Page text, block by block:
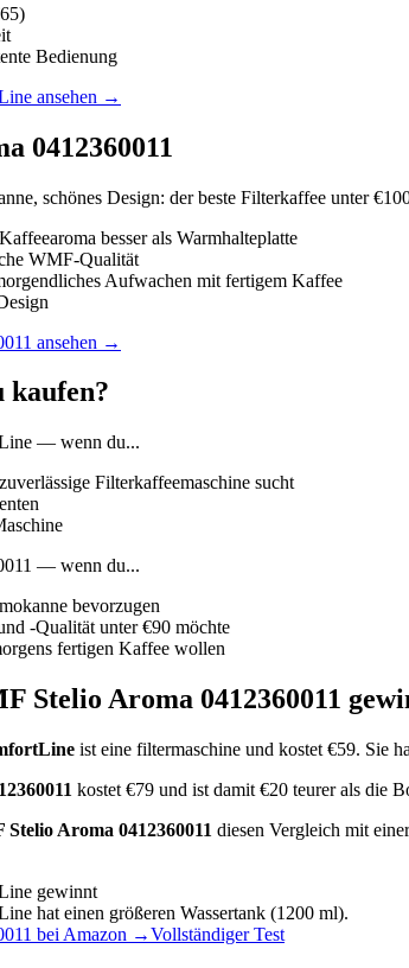
Bedienung
ansehen →
0412360011
schönes Design: der beste Filterkaffee unter
besser als Warmhalteplatte
WMF-Qualität
Aufwachen mit fertigem Kaffee
ansehen →
kaufen?
— wenn du...
Filterkaffeemaschine sucht
— wenn du...
bevorzugen
-Qualität unter €90 möchte
fertigen Kaffee wollen
Stelio Aroma 0412360011
ist eine filtermaschine und kostet €59. Sie
kostet €79 und ist damit €20 teurer als die
Stelio Aroma 0412360011 diesen Vergleich mit
gewinnt
hat einen größeren Wassertank (1200 ml).
bei Amazon →Vollständiger Test